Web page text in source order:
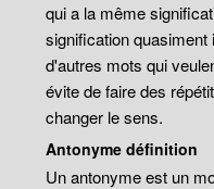
qui a la même
signification
d'autres mots qui
évite de faire des
changer le sens.
Antonyme définition
Un antonyme est un